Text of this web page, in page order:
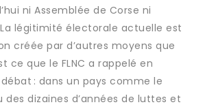
ni Assemblée de Corse ni
légitimité électorale actuelle est
créée par d’autres moyens que
ce que le FLNC a rappelé en
: dans un pays comme le
dizaines d’années de luttes et